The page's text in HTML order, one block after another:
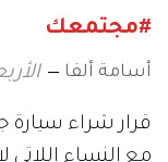
#مجتمعك
أسامة ألفا الأربعاء 10
قرار شراء سيارة
مع النساء اللاتي